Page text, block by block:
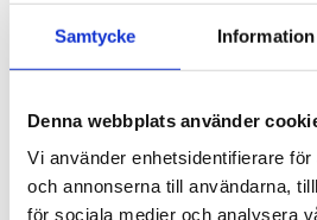
Samtycke Information
Denna webbplats använder
Vi använder enhetsidentifierare
och annonserna till användarna,
för sociala medier och analysera
Alingsås